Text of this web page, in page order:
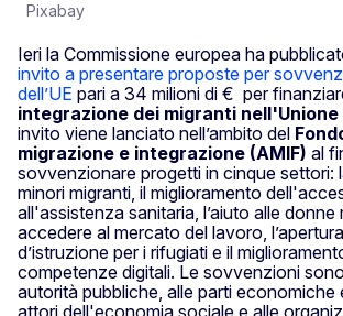
Pixabay
Ieri la Commissione europea ha
invito a presentare proposte per
dell’UE pari a 34 milioni di € per
integrazione dei migranti nell'Unione
invito viene lanciato nell’ambito del
migrazione e integrazione (AMIF) al
sovvenzionare progetti in cinque settori:
minori migranti, il miglioramento
all'assistenza sanitaria, l’aiuto alle donne
accedere al mercato del lavoro,
d’istruzione per i rifugiati e il
competenze digitali. Le sovvenzioni
autorità pubbliche, alle parti economiche